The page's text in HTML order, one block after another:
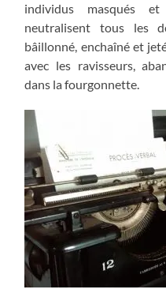
individus masqués
neutralisent tous les
bâillonné, enchaîné et
avec les ravisseurs,
dans la fourgonnette.